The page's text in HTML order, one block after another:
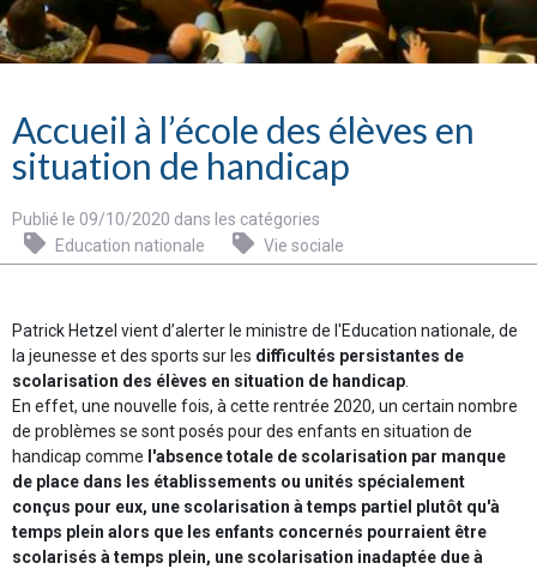
Accueil à l’école des élèves en
situation de handicap
Publié le 09/10/2020 dans les catégories
Education nationale
Vie sociale
Patrick Hetzel vient d’alerter le ministre de l'Education nationale, de
la jeunesse et des sports sur les difficultés persistantes de
scolarisation des élèves en situation de handicap.
En effet, une nouvelle fois, à cette rentrée 2020, un certain nombre
de problèmes se sont posés pour des enfants en situation de
handicap comme l'absence totale de scolarisation par manque
de place dans les établissements ou unités spécialement
conçus pour eux, une scolarisation à temps partiel plutôt qu'à
temps plein alors que les enfants concernés pourraient être
scolarisés à temps plein, une scolarisation inadaptée due à